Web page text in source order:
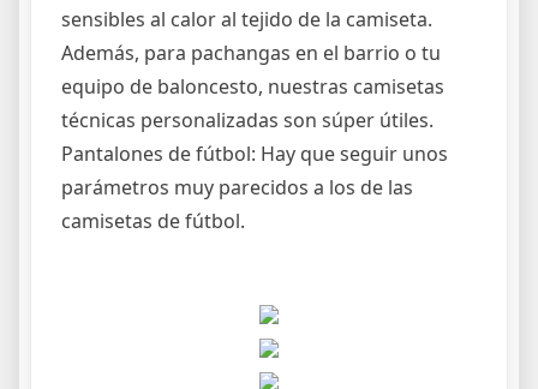
sensibles al calor al tejido de la camiseta.
Además, para pachangas en el barrio o tu
equipo de baloncesto, nuestras camisetas
técnicas personalizadas son súper útiles.
Pantalones de fútbol: Hay que seguir unos
parámetros muy parecidos a los de las
camisetas de fútbol.